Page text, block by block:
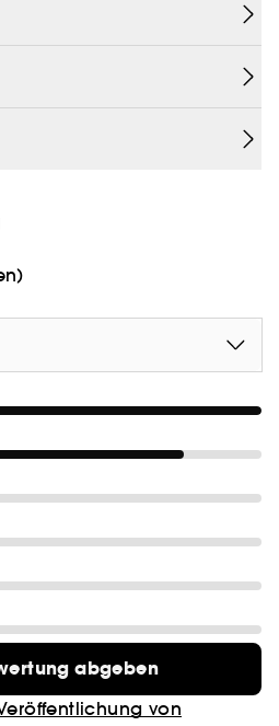
abgeben
von